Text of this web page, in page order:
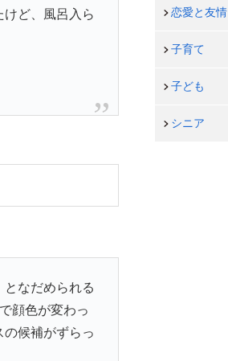
ど、風呂入ら
となだめられる
顔色が変わっ
候補がずらっ
恋愛と友情
子育て
子ども
シニア